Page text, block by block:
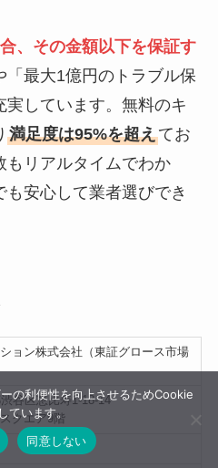
、その金額以下を保証す
「最大1億円のトラブル保
しています。無料のキ
満足度は95%を超えてお
もリアルタイムでわか
も安心して業者選びでき
ョン株式会社（東証グロース市場
谷区恵比寿1-18-14
クエア9階
の利便性を向上させるためCookie
ています。
同意しない